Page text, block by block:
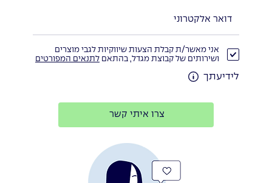
אני מאשר/ת קבלת הצעות שיווקיות לגבי מוצרים
ושירותים של קבוצת מגדל, בהתאם לתנאים המפורטים
לידיעתך
צרו איתי קשר